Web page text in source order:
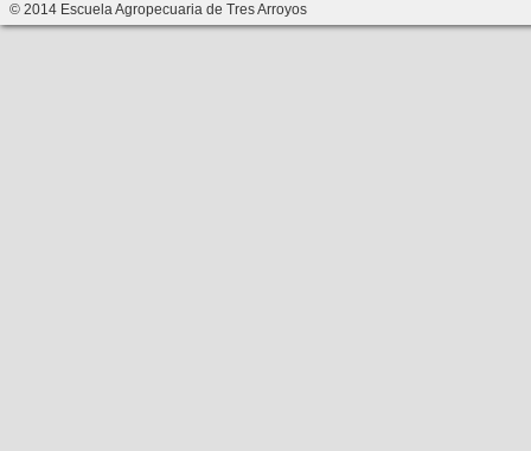
© 2014 Escuela Agropecuaria de Tres Arroyos